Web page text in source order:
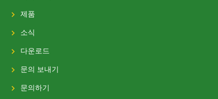
제품
소식
다운로드
문의 보내기
문의하기